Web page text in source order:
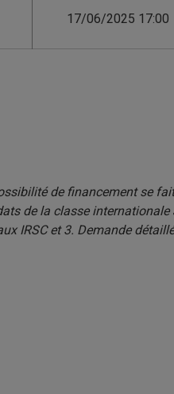
17/06/2025 17:00
de financement se
de la classe
IRSC et 3. Demande